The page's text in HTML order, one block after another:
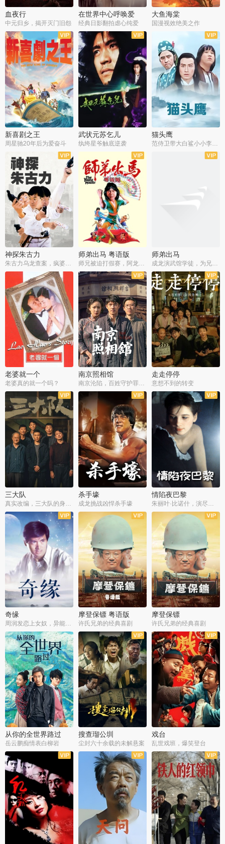
血夜行
中元归乡，揭开灭门旧怨
在世界中心呼唤爱
经典日影翻拍虐心纯爱
大鱼海棠
国漫视效绝美之作
新喜剧之王
周星驰20年后为爱奋斗
武状元苏乞儿
纨绔星爷触底逆袭
猫头鹰
神探朱古力
朱古力乌龙查案，疯婆子神助攻
师弟出马 粤语版
师兄被迫打假赛，阿龙追查斗黑帮
师弟出马
成龙演武馆学徒，为兄搏命战黑道
老婆就一个
老婆真的就一个吗？
南京照相馆
南京沦陷，百姓守护罪证底片
走走停停
意想不到的转变
三大队 杀手壕
成龙挑战凶悍杀手壕
情陷夜巴黎
奇缘
周润发恋上女奴，异能护体战邪派
摩登保镖 粤语版
许氏兄弟的经典喜剧
摩登保镖
许氏兄弟的经典喜剧
从你的全世界路过
岳云鹏痴情表白柳岩
搜查瑠公圳
尘封六十余载的未解悬案
戏台
乱世戏班，爆笑登台